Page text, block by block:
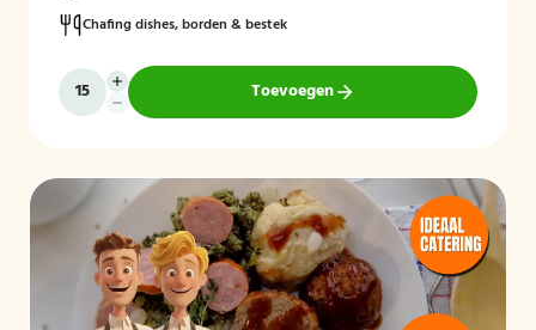
Chafing dishes, borden & bestek
Toevoegen